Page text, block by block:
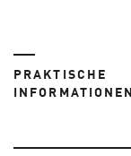
PRAKTISCHE
INFORMATIONEN